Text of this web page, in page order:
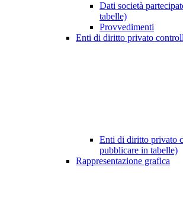
Dati società
tabelle)
Provvedimenti
Enti di diritto privato
Enti di diritto privato
pubblicare in tabelle)
Rappresentazione grafica